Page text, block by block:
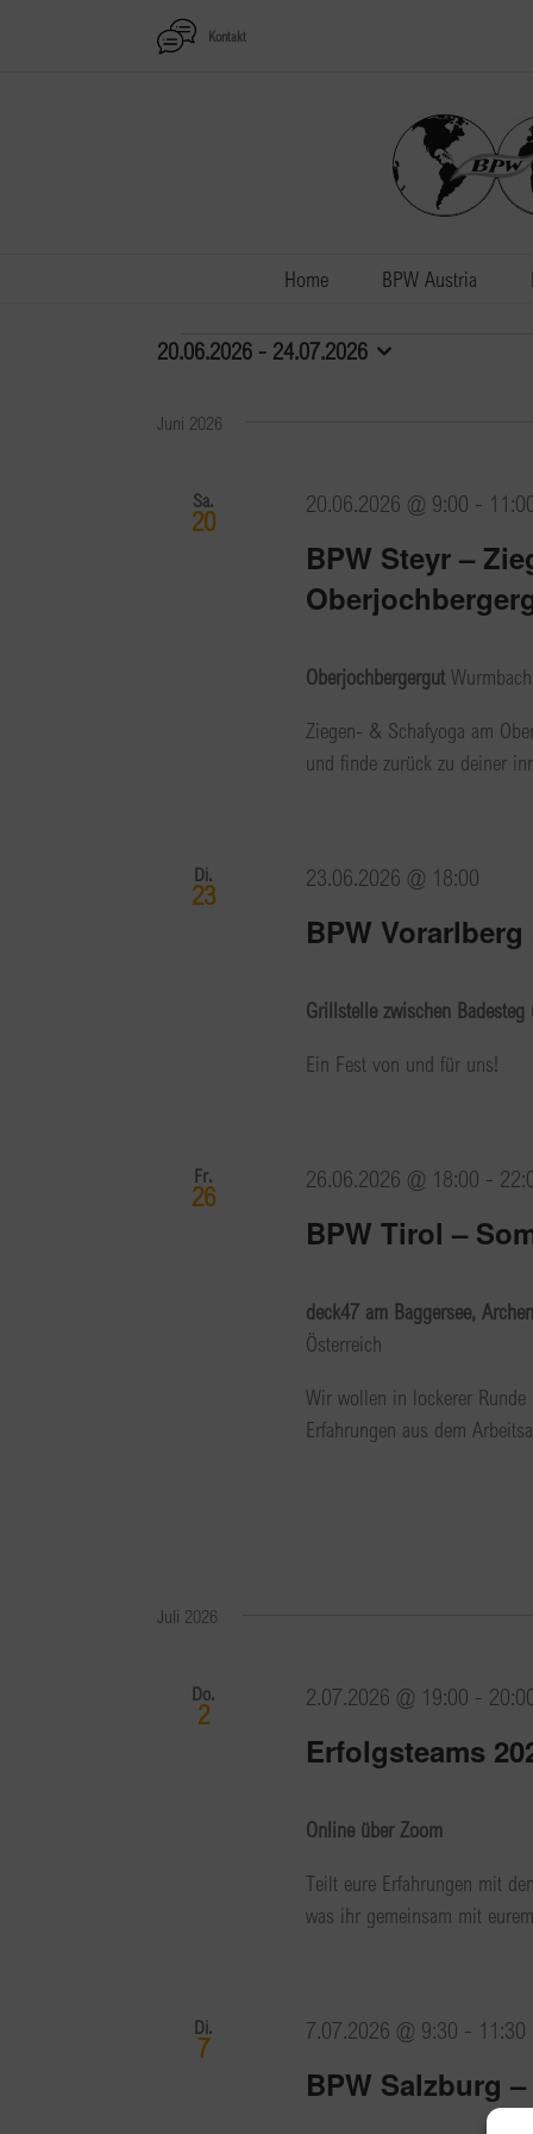
Kontakt
Home BPW Austria
Veranstaltungen
20.06.2026 - 24.07.2026
Juni 2026
Sa.
20
BPW Steyr –
20.06.2026 @ 9:00 -
Oberjochbergergut
Ziegen- & Schafyoga am
und finde zurück zu deiner
Di.
23
BPW
23.06.2026 @ 18:00
Grillstelle zwischen
Ein Fest von und für uns!
Fr.
26
BPW Tirol –
26.06.2026 @ 18:00 -
deck47 am Baggersee,
Österreich
Wir wollen in lockerer
Erfahrungen aus dem
Juli 2026
Do.
2
Erfolgsteams
2.07.2026 @ 19:00 -
Online über Zoom
Teilt eure Erfahrungen mit
was ihr gemeinsam mit
Di.
7
BPW Salzburg –
7.07.2026 @ 9:30 - 11:30